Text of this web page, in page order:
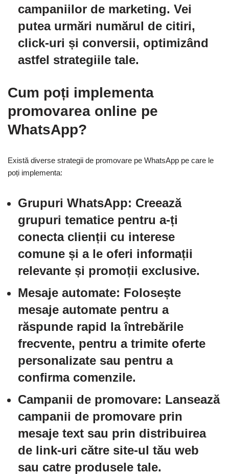
campaniilor de marketing. Vei
putea urmări numărul de citiri,
click-uri și conversii, optimizând
astfel strategiile tale.
Cum poți implementa
promovarea online pe
WhatsApp?
Există diverse strategii de promovare pe WhatsApp pe care le
poți implementa:
Grupuri WhatsApp: Creează
grupuri tematice pentru a-ți
conecta clienții cu interese
comune și a le oferi informații
relevante și promoții exclusive.
Mesaje automate: Folosește
mesaje automate pentru a
răspunde rapid la întrebările
frecvente, pentru a trimite oferte
personalizate sau pentru a
confirma comenzile.
Campanii de promovare: Lansează
campanii de promovare prin
mesaje text sau prin distribuirea
de link-uri către site-ul tău web
sau catre produsele tale.